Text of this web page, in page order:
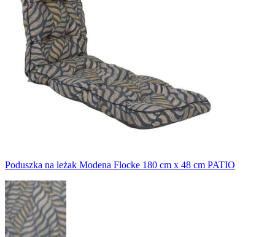
Poduszka na leżak Modena Flocke 180 cm x 48 cm PATIO